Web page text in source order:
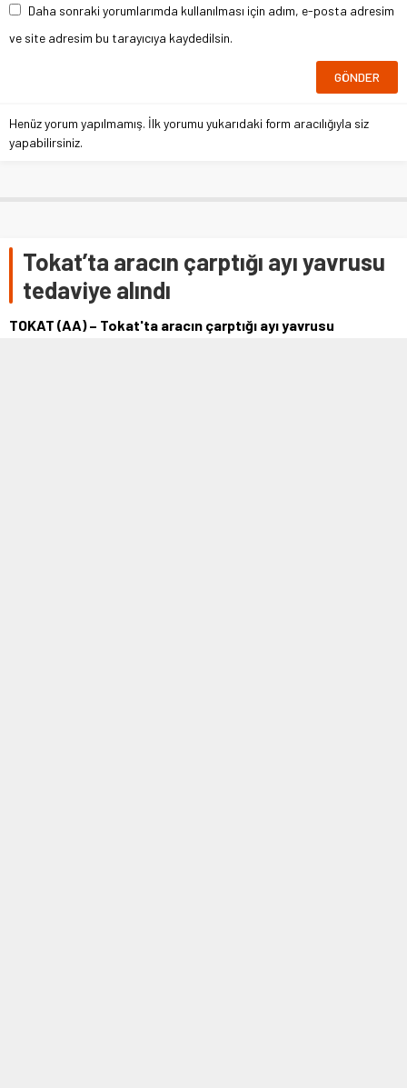
Daha sonraki yorumlarımda kullanılması için adım, e-posta adresim
ve site adresim bu tarayıcıya kaydedilsin.
Henüz yorum yapılmamış. İlk yorumu yukarıdaki form aracılığıyla siz
yapabilirsiniz.
Tokat’ta aracın çarptığı ayı yavrusu
tedaviye alındı
TOKAT (AA) – Tokat'ta aracın çarptığı ayı yavrusu